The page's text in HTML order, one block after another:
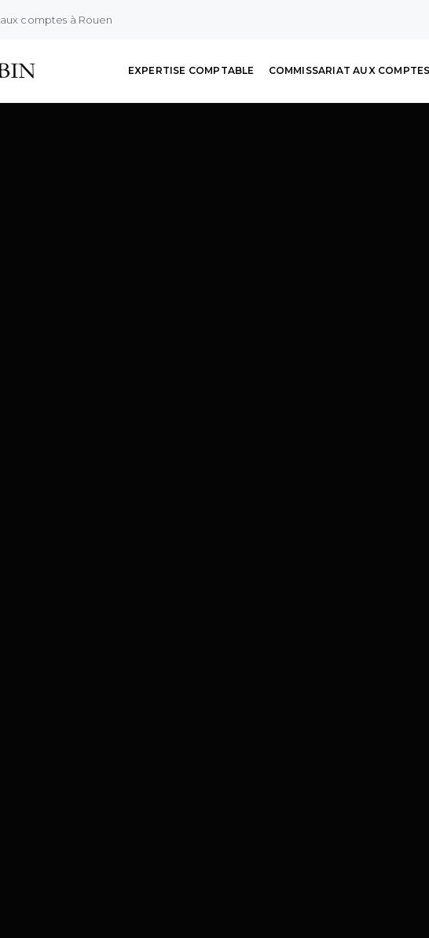
comptes à Rouen
EXPERTISE COMPTABLE COMMISSARIAT AUX COMPTES